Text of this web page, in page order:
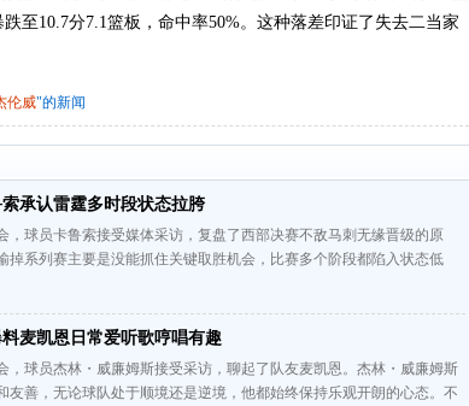
至10.7分7.1篮板，命中率50%。这种落差印证了失去二当家
伦威"的新闻
承认雷霆多时段状态拉胯
，球员卡鲁索接受媒体采访，复盘了西部决赛不敌马刺无缘晋级的原
掉系列赛主要是没能抓住关键取胜机会，比赛多个阶段都陷入状态低
麦凯恩日常爱听歌哼唱有趣
，球员杰林・威廉姆斯接受采访，聊起了队友麦凯恩。杰林・威廉姆斯
友善，无论球队处于顺境还是逆境，他都始终保持乐观开朗的心态。不